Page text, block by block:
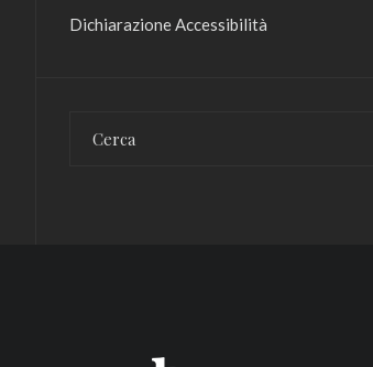
Dichiarazione Accessibilità